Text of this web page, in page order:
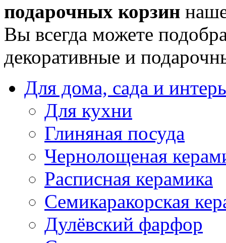
подарочных корзин
Вы всегда можете
декоративные и
Для дома, сада и
Для кухни
Глиняная посуда
Чернолощеная
Расписная керамика
Семикаракорская
Дулёвский фарфор